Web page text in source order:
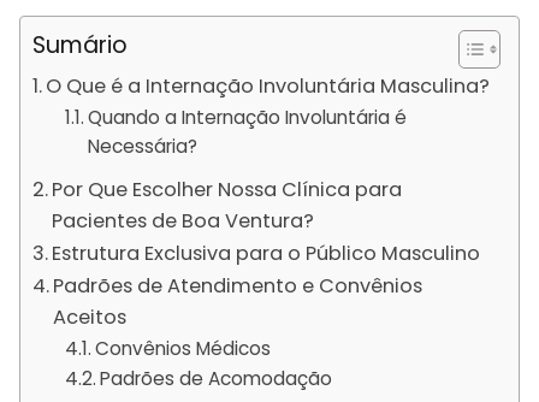
Sumário
O Que é a Internação Involuntária Masculina?
Quando a Internação Involuntária é
Necessária?
Por Que Escolher Nossa Clínica para
Pacientes de Boa Ventura?
Estrutura Exclusiva para o Público Masculino
Padrões de Atendimento e Convênios
Aceitos
Convênios Médicos
Padrões de Acomodação